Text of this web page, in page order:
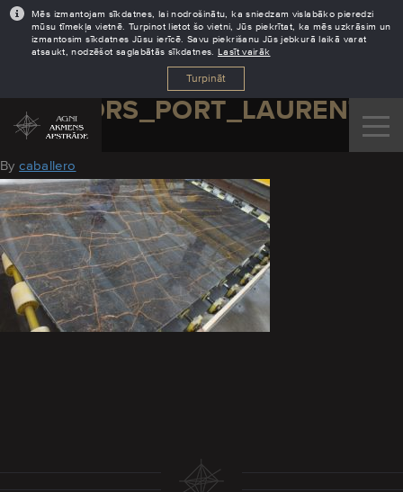
Mēs izmantojam sīkdatnes, lai nodrošinātu, ka sniedzam vislabāko pieredzi
mūsu tīmekļa vietnē. Turpinot lietot šo vietni, Jūs piekrītat, ka mēs uzkrāsim un
izmantosim sīkdatnes Jūsu ierīcē. Savu piekrišanu Jūs jebkurā laikā varat
atsaukt, nodzēšot saglabātās sīkdatnes. Lasīt vairāk
Turpināt
MARMORS_PORT_LAURENT
August 29, 2016
Bycaballero